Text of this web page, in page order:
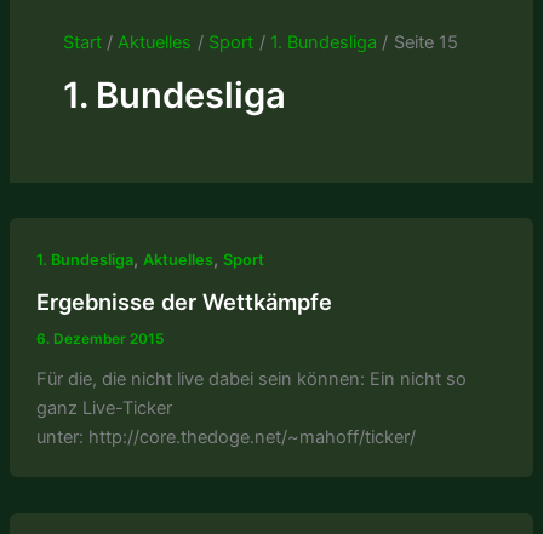
Start Aktuelles Sport 1. Bundesliga Seite 15
1. Bundesliga
1. Bundesliga, Aktuelles, Sport
Ergebnisse der Wettkämpfe
6. Dezember 2015
Für die, die nicht live dabei sein können: Ein nicht so
ganz Live-Ticker
unter: http://core.thedoge.net/~mahoff/ticker/